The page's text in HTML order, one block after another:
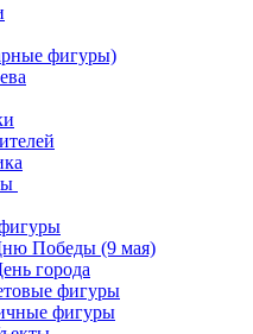
фигуры)
Победы (9 мая)
города
фигуры
фигуры